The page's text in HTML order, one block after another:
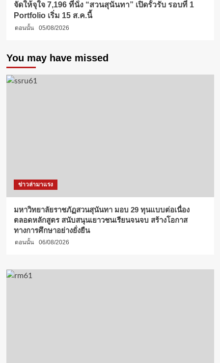
จัดให้จุใจ 7,196 ที่นั่ง “สวนสุนันทา” เปิดรั้วรับ รอบที่ 1
Portfolio เริ่ม 15 ส.ค.นี้
ตอนนั้น 05/08/2026
You may have missed
ข่าวล่ามาแรง
มหาวิทยาลัยราชภัฏสวนสุนันทา มอบ 29 ทุนแบบต่อเนื่อง
ตลอดหลักสูตร สนับสนุนเยาวชนเรียนจนจบ สร้างโอกาส
ทางการศึกษาอย่างยั่งยืน
ตอนนั้น 06/08/2026